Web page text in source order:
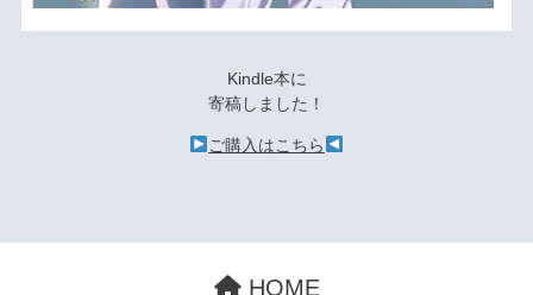
Kindle本に
寄稿しました！
ご購入はこちら
HOME